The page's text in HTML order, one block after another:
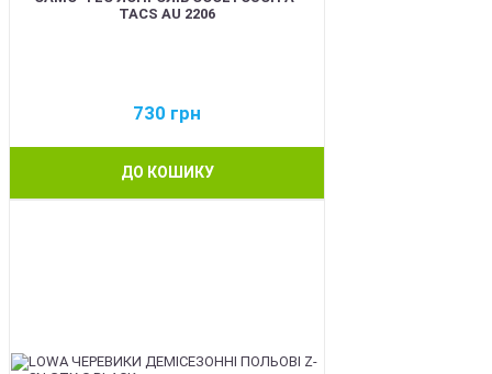
TACS AU 2206
730 грн
ДО КОШИКУ